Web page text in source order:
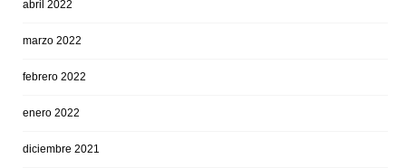
abril 2022
marzo 2022
febrero 2022
enero 2022
diciembre 2021